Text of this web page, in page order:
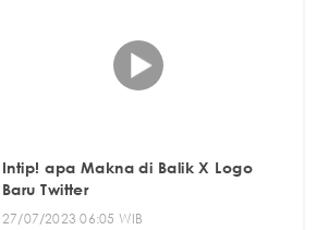
Intip! apa Makna di Balik X Logo
Baru Twitter
27/07/2023 06:05 WIB